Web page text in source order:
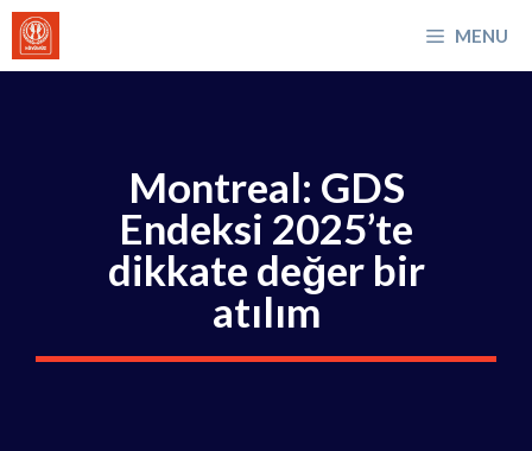
İçeriğe
atla
MENU
Montreal: GDS
Endeksi 2025’te
dikkate değer bir
atılım